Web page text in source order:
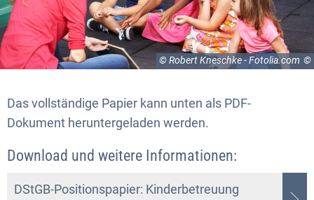
© Robert Kneschke - Fotolia.com
Das vollständige Papier kann unten als PDF-
Dokument heruntergeladen werden.
Download und weitere Informationen:
DStGB-Positionspapier: Kinderbetreuung